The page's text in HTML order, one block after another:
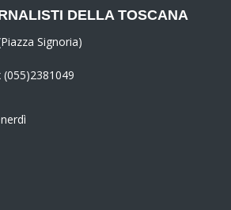
DELLA TOSCANA
Signoria)
(055)2381049